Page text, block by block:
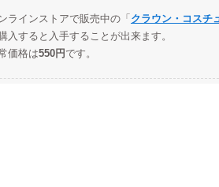
ラインストアで販売中の「 クラウン・コスチ
入すると入手することが出来ます。
価格は550円 です。